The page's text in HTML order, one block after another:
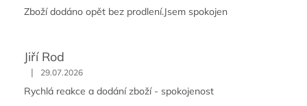
Zboží dodáno opět bez prodlení.Jsem spokojen
Jiří Rod
| 29.07.2026
Rychlá reakce a dodání zboží - spokojenost